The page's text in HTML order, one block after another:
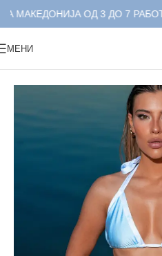
МАКЕДОНИЈА ОД 3 ДО 7
МЕНИ